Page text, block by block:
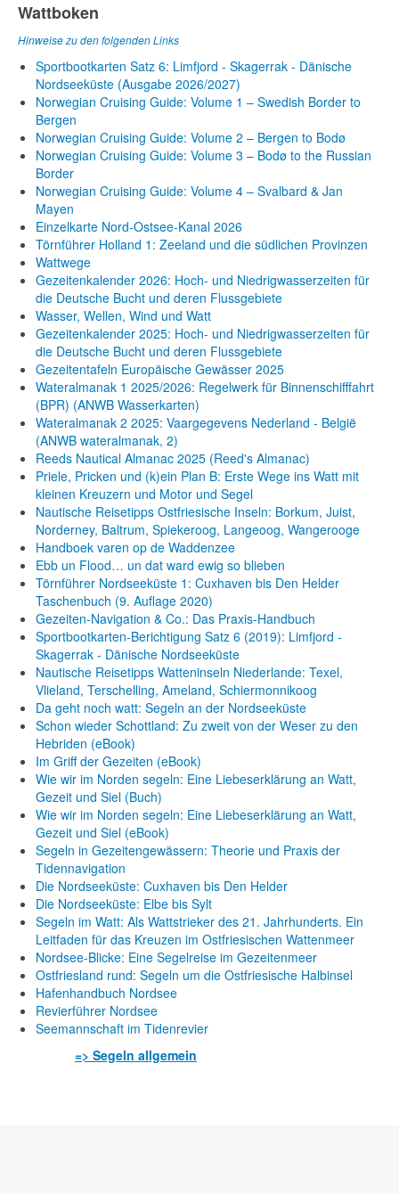
Wattboken
Hinweise zu den folgenden Links
Sportbootkarten Satz 6: Limfjord - Skagerrak - Dänische
Nordseeküste (Ausgabe 2026/2027)
Norwegian Cruising Guide: Volume 1 – Swedish Border to
Bergen
Norwegian Cruising Guide: Volume 2 – Bergen to Bodø
Norwegian Cruising Guide: Volume 3 – Bodø to the Russian
Border
Norwegian Cruising Guide: Volume 4 – Svalbard & Jan
Mayen
Einzelkarte Nord-Ostsee-Kanal 2026
Törnführer Holland 1: Zeeland und die südlichen Provinzen
Wattwege
Gezeitenkalender 2026: Hoch- und Niedrigwasserzeiten für
die Deutsche Bucht und deren Flussgebiete
Wasser, Wellen, Wind und Watt
Gezeitenkalender 2025: Hoch- und Niedrigwasserzeiten für
die Deutsche Bucht und deren Flussgebiete
Gezeitentafeln Europäische Gewässer 2025
Wateralmanak 1 2025/2026: Regelwerk für Binnenschifffahrt
(BPR) (ANWB Wasserkarten)
Wateralmanak 2 2025: Vaargegevens Nederland - België
(ANWB wateralmanak, 2)
Reeds Nautical Almanac 2025 (Reed's Almanac)
Priele, Pricken und (k)ein Plan B: Erste Wege ins Watt mit
kleinen Kreuzern und Motor und Segel
Nautische Reisetipps Ostfriesische Inseln: Borkum, Juist,
Norderney, Baltrum, Spiekeroog, Langeoog, Wangerooge
Handboek varen op de Waddenzee
Ebb un Flood… un dat ward ewig so blieben
Törnführer Nordseeküste 1: Cuxhaven bis Den Helder
Taschenbuch (9. Auflage 2020)
Gezeiten-Navigation & Co.: Das Praxis-Handbuch
Sportbootkarten-Berichtigung Satz 6 (2019): Limfjord -
Skagerrak - Dänische Nordseeküste
Nautische Reisetipps Watteninseln Niederlande: Texel,
Vlieland, Terschelling, Ameland, Schiermonnikoog
Da geht noch watt: Segeln an der Nordseeküste
Schon wieder Schottland: Zu zweit von der Weser zu den
Hebriden (eBook)
Im Griff der Gezeiten (eBook)
Wie wir im Norden segeln: Eine Liebeserklärung an Watt,
Gezeit und Siel (Buch)
Wie wir im Norden segeln: Eine Liebeserklärung an Watt,
Gezeit und Siel (eBook)
Segeln in Gezeitengewässern: Theorie und Praxis der
Tidennavigation
Die Nordseeküste: Cuxhaven bis Den Helder
Die Nordseeküste: Elbe bis Sylt
Segeln im Watt: Als Wattstrieker des 21. Jahrhunderts. Ein
Leitfaden für das Kreuzen im Ostfriesischen Wattenmeer
Nordsee-Blicke: Eine Segelreise im Gezeitenmeer
Ostfriesland rund: Segeln um die Ostfriesische Halbinsel
Hafenhandbuch Nordsee
Revierführer Nordsee
Seemannschaft im Tidenrevier
=> Segeln allgemein